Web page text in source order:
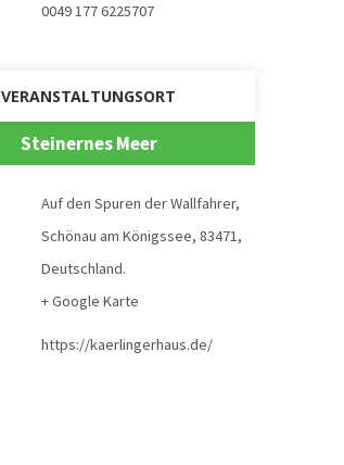
0049 177 6225707
VERANSTALTUNGSORT
Steinernes Meer
Auf den Spuren der Wallfahrer,
Schönau am Königssee, 83471,
Deutschland.
+ Google Karte
https://kaerlingerhaus.de/